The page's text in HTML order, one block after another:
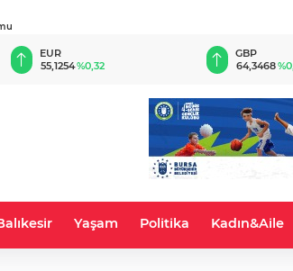
EUR
55,1254%0,32
GBP
64,3468
Yaşam Politika Kadın&Aile